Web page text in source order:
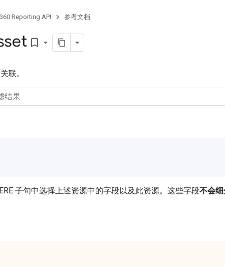
Reporting API 参考文档
bookmark_border
联。
子句中选择上述资源中的字段以及此资源。这些字段不会